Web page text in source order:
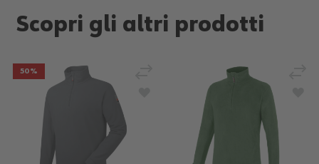
Scopri gli altri prodotti
50%
Aggiungi al confronto
Aggiungi alla lista desideri